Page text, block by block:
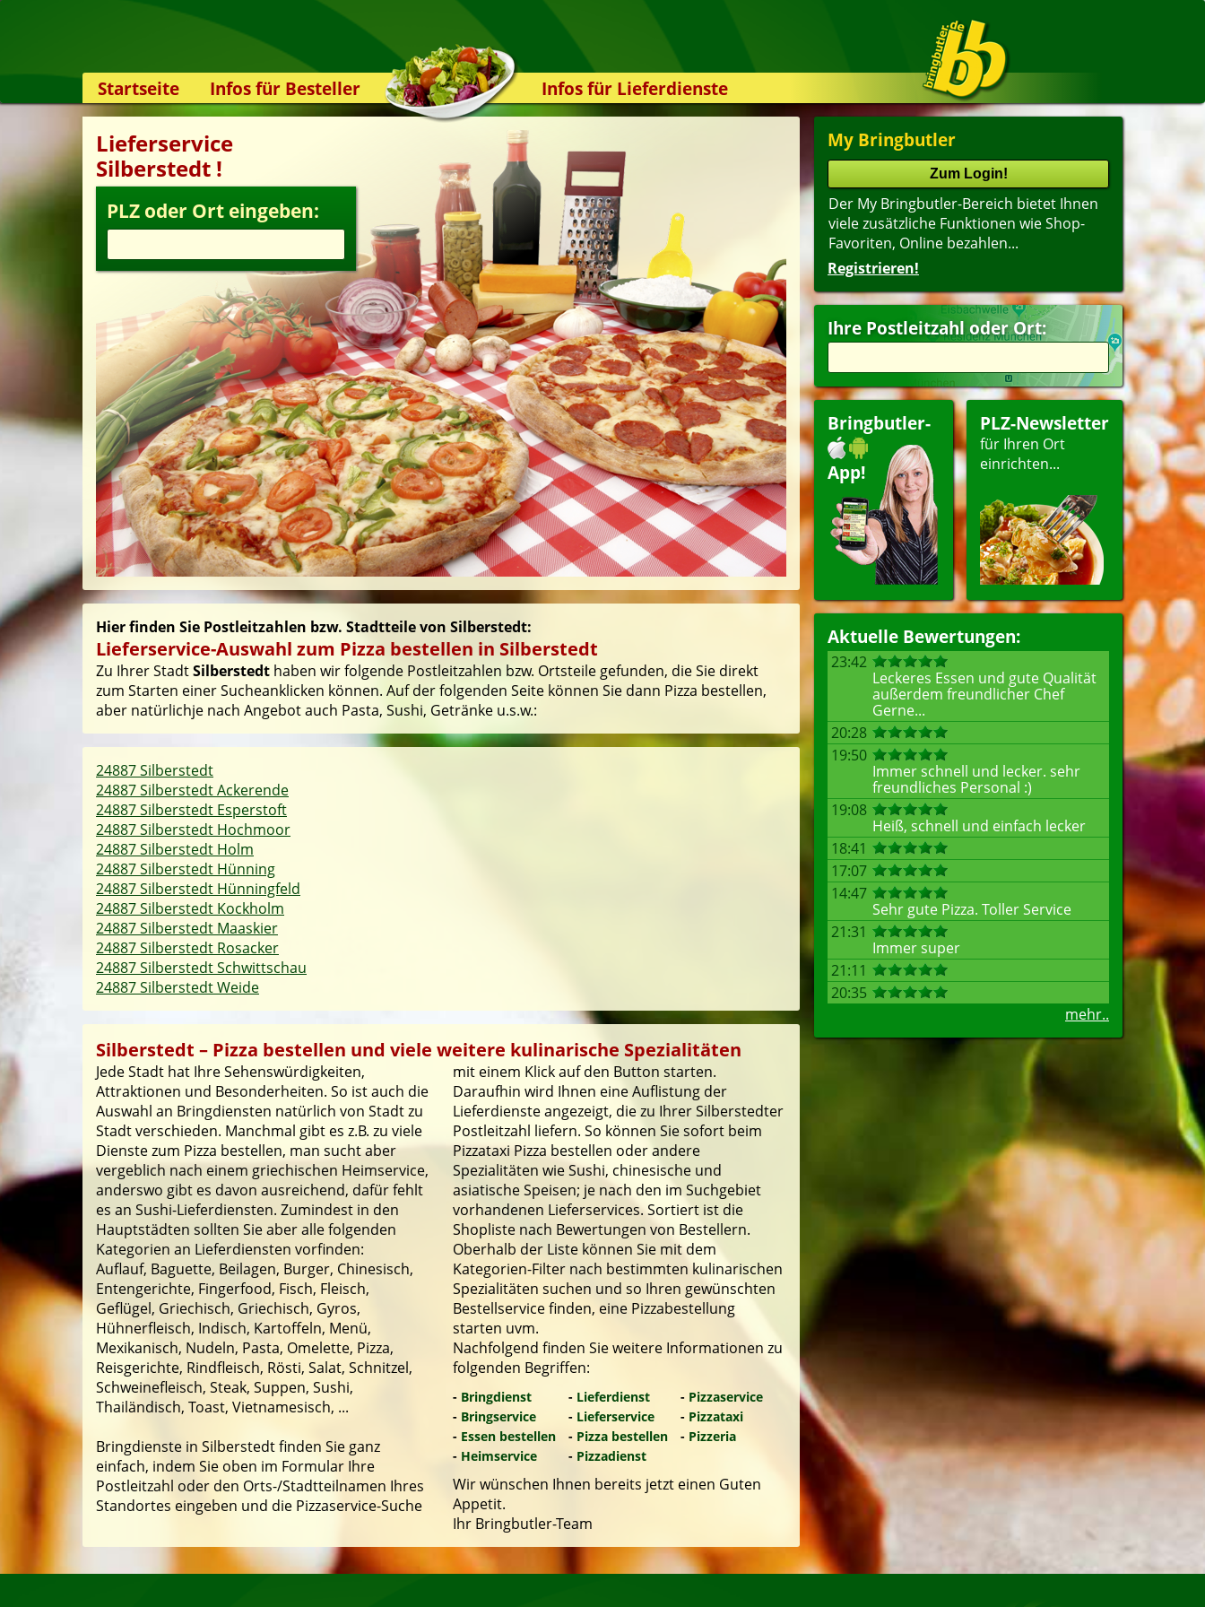
Startseite
Infos für Besteller
Lieferservice-App
Weiterempfehlen
Newsletter
Sicherheit
Kontakt
Infos für Lieferdienste
Kassensystem
Zuverlässigkeit
Sicherheit
Der Online-Shop
Das Bestellsystem
Der Bestellvorgang
Übertragung
Testshop
Styles
Kontakt
My Bringbutler
Der My Bringbutler-Bereich bietet Ihnen
viele zusätzliche Funktionen wie Shop-
Favoriten, Online bezahlen...
Registrieren!
Ihre Postleitzahl oder Ort:
Bringbutler-
App!
PLZ-Newsletter
für Ihren Ort
einrichten...
Aktuelle Bewertungen:
23:42
Leckeres Essen und gute Qualität
außerdem freundlicher Chef
Gerne...
20:28
19:50
Immer schnell und lecker. sehr
freundliches Personal :)
19:08
Heiß, schnell und einfach lecker
18:41
17:07
14:47
Sehr gute Pizza. Toller Service
21:31
Immer super
21:11
20:35
mehr..
Lieferservice
Silberstedt !
PLZ oder Ort eingeben:
Hier finden Sie Postleitzahlen bzw. Stadtteile von Silberstedt:
Lieferservice-Auswahl zum Pizza bestellen in Silberstedt
Zu Ihrer StadtSilberstedt haben wir folgende Postleitzahlen bzw. Ortsteile gefunden, die Sie direkt
zum Starten einer Sucheanklicken können. Auf der folgenden Seite können Sie dann Pizza bestellen,
aber natürlichje nach Angebot auch Pasta, Sushi, Getränke u.s.w.:
24887 Silberstedt
24887 Silberstedt Ackerende
24887 Silberstedt Esperstoft
24887 Silberstedt Hochmoor
24887 Silberstedt Holm
24887 Silberstedt Hünning
24887 Silberstedt Hünningfeld
24887 Silberstedt Kockholm
24887 Silberstedt Maaskier
24887 Silberstedt Rosacker
24887 Silberstedt Schwittschau
24887 Silberstedt Weide
Silberstedt – Pizza bestellen und viele weitere kulinarische Spezialitäten
Jede Stadt hat Ihre Sehenswürdigkeiten,
Attraktionen und Besonderheiten. So ist auch die
Auswahl an Bringdiensten natürlich von Stadt zu
Stadt verschieden. Manchmal gibt es z.B. zu viele
Dienste zum Pizza bestellen, man sucht aber
vergeblich nach einem griechischen Heimservice,
anderswo gibt es davon ausreichend, dafür fehlt
es an Sushi-Lieferdiensten. Zumindest in den
Hauptstädten sollten Sie aber alle folgenden
Kategorien an Lieferdiensten vorfinden:
Auflauf, Baguette, Beilagen, Burger, Chinesisch,
Entengerichte, Fingerfood, Fisch, Fleisch,
Geflügel, Griechisch, Griechisch, Gyros,
Hühnerfleisch, Indisch, Kartoffeln, Menü,
Mexikanisch, Nudeln, Pasta, Omelette, Pizza,
Reisgerichte, Rindfleisch, Rösti, Salat, Schnitzel,
Schweinefleisch, Steak, Suppen, Sushi,
Thailändisch, Toast, Vietnamesisch, ...
Bringdienste in Silberstedt finden Sie ganz
einfach, indem Sie oben im Formular Ihre
Postleitzahl oder den Orts-/Stadtteilnamen Ihres
Standortes eingeben und die Pizzaservice-Suche
mit einem Klick auf den Button starten.
Daraufhin wird Ihnen eine Auflistung der
Lieferdienste angezeigt, die zu Ihrer Silberstedter
Postleitzahl liefern. So können Sie sofort beim
Pizzataxi Pizza bestellen oder andere
Spezialitäten wie Sushi, chinesische und
asiatische Speisen; je nach den im Suchgebiet
vorhandenen Lieferservices. Sortiert ist die
Shopliste nach Bewertungen von Bestellern.
Oberhalb der Liste können Sie mit dem
Kategorien-Filter nach bestimmten kulinarischen
Spezialitäten suchen und so Ihren gewünschten
Bestellservice finden, eine Pizzabestellung
starten uvm.
Nachfolgend finden Sie weitere Informationen zu
folgenden Begriffen:
- Bringdienst
- Bringservice
- Essen bestellen
- Heimservice
- Lieferdienst
- Lieferservice
- Pizza bestellen
- Pizzadienst
- Pizzaservice
- Pizzataxi
- Pizzeria
Wir wünschen Ihnen bereits jetzt einen Guten
Appetit.
Ihr Bringbutler-Team